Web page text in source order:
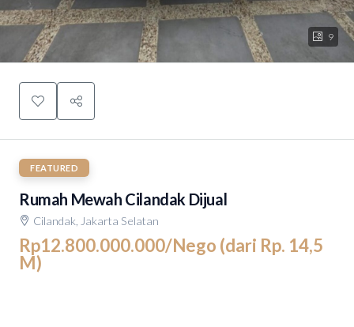
9
FEATURED
Rumah Mewah Cilandak Dijual
Cilandak, Jakarta Selatan
Rp12.800.000.000/Nego (dari Rp. 14,5
M)